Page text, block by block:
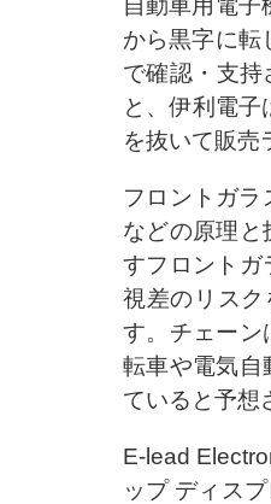
自動車用電
から黒字に転
で確認・支
と、伊利電
を抜いて販売
フロントガ
などの原理と
すフロントガ
視差のリス
す。チェーン
転車や電気自
ていると予想
E-lead
ップ ディス